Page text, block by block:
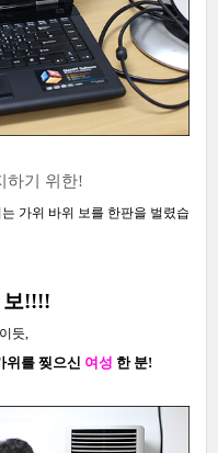
하기 위한!
가위 바위 보를 한판을 벌렸습
보!!!!
듯,
위를 찢으신 여성 한 분!